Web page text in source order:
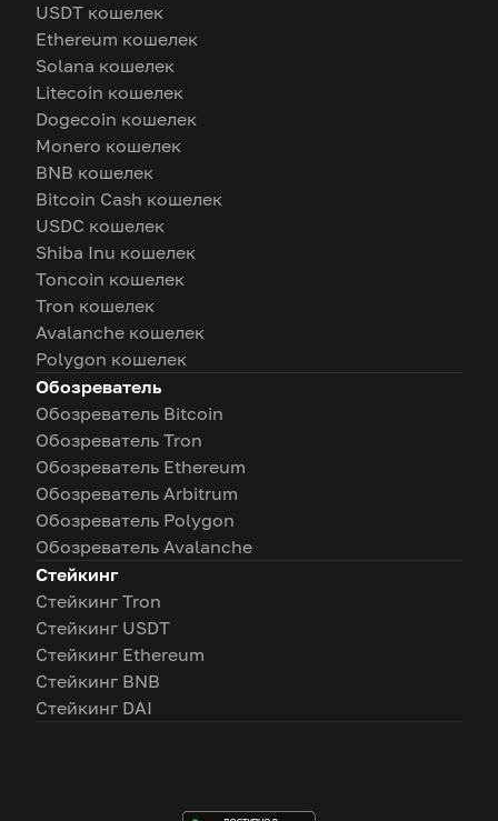
USDT кошелек
Ethereum кошелек
Solana кошелек
Litecoin кошелек
Dogecoin кошелек
Monero кошелек
BNB кошелек
Bitcoin Cash кошелек
USDC кошелек
Shiba Inu кошелек
Toncoin кошелек
Tron кошелек
Avalanche кошелек
Polygon кошелек
Обозреватель
Обозреватель Bitcoin
Обозреватель Tron
Обозреватель Ethereum
Обозреватель Arbitrum
Обозреватель Polygon
Обозреватель Avalanche
Стейкинг
Стейкинг Tron
Стейкинг USDT
Стейкинг Ethereum
Стейкинг BNB
Стейкинг DAI